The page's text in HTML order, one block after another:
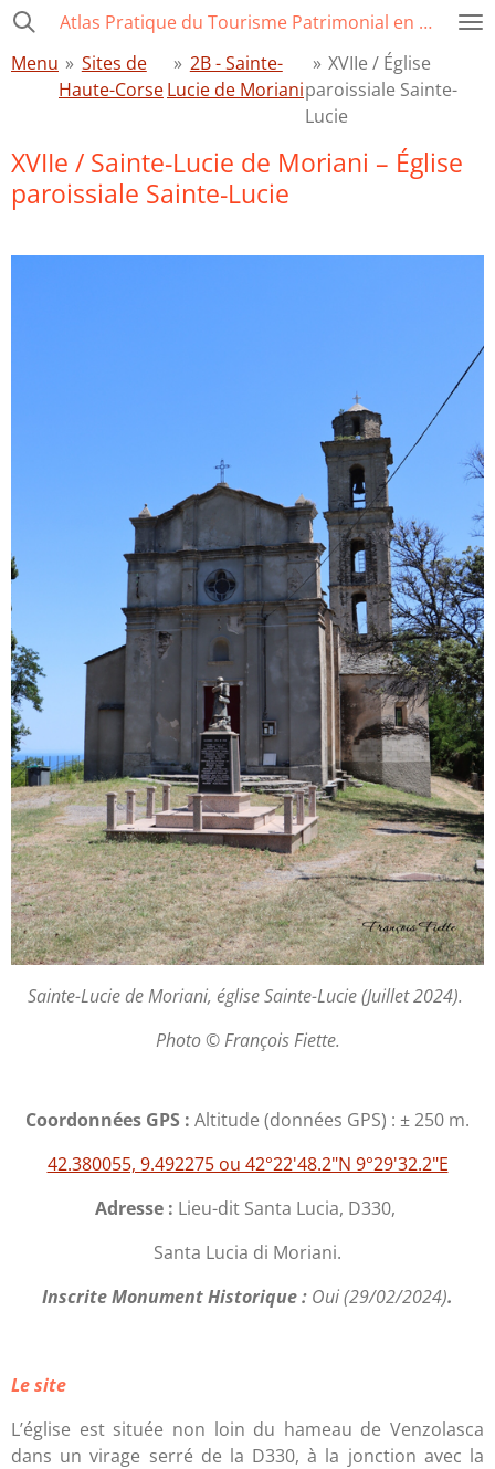
Passer
contenu
principal
Atlas Pratique du Tourisme Patrimonial en Corse
Menu » Sites de
Haute-Corse
» 2B - Sainte-
Lucie de Moriani
» XVIIe / Église
paroissiale Sainte-
Lucie
XVIIe / Sainte-Lucie de Moriani – Église
paroissiale Sainte-Lucie
Sainte-Lucie de Moriani, église Sainte-Lucie (Juillet 2024).
Photo © François Fiette.
Coordonnées GPS : Altitude (données GPS) : ± 250 m.
42.380055, 9.492275 ou 42°22'48.2"N 9°29'32.2"E
Adresse : Lieu-dit Santa Lucia, D330,
Santa Lucia di Moriani.
Inscrite Monument Historique : Oui (29/02/2024).
Le site
L’église est située non loin du hameau de Venzolasca
dans un virage serré de la D330, à la jonction avec la